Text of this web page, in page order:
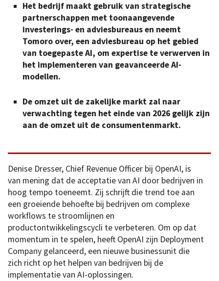
Het bedrijf maakt gebruik van strategische
partnerschappen met toonaangevende
investerings- en adviesbureaus en neemt
Tomoro over, een adviesbureau op het gebied
van toegepaste AI, om expertise te verwerven in
het implementeren van geavanceerde AI-
modellen.
De omzet uit de zakelijke markt zal naar
verwachting tegen het einde van 2026 gelijk zijn
aan de omzet uit de consumentenmarkt.
Denise Dresser, Chief Revenue Officer bij OpenAI, is
van mening dat de acceptatie van AI door bedrijven in
hoog tempo toeneemt. Zij schrijft die trend toe aan
een groeiende behoefte bij bedrijven om complexe
workflows te stroomlijnen en
productontwikkelingscycli te verbeteren. Om op dat
momentum in te spelen, heeft OpenAI zijn Deployment
Company gelanceerd, een nieuwe businessunit die
zich richt op het helpen van bedrijven bij de
implementatie van AI-oplossingen.